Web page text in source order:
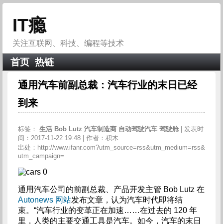
IT瘾
关注互联网、科技、编程等技术
首页 热链
通用汽车前副总裁：汽车行业的末日已经
到来
标签： 生活 Bob Lutz 汽车制造商 自动驾驶汽车 驾驶舱
| 发表时
间：2017-11-22 19:48 | 作者：积木
出处：http://www.ifanr.com?utm_source=rss&utm_medium=rss&
utm_campaign=
通用汽车公司的前副总裁、产品开发主管 Bob Lutz 在
Autonews 网站发布文章，认为汽车时代即将结
束。“汽车行业的变革正在加速……在过去的 120 年
里，人类的主要交通工具是汽车。如今，汽车的末日